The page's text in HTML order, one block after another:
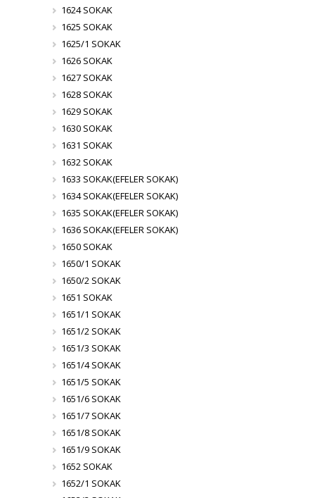
1624 SOKAK
1625 SOKAK
1625/1 SOKAK
1626 SOKAK
1627 SOKAK
1628 SOKAK
1629 SOKAK
1630 SOKAK
1631 SOKAK
1632 SOKAK
1633 SOKAK(EFELER SOKAK)
1634 SOKAK(EFELER SOKAK)
1635 SOKAK(EFELER SOKAK)
1636 SOKAK(EFELER SOKAK)
1650 SOKAK
1650/1 SOKAK
1650/2 SOKAK
1651 SOKAK
1651/1 SOKAK
1651/2 SOKAK
1651/3 SOKAK
1651/4 SOKAK
1651/5 SOKAK
1651/6 SOKAK
1651/7 SOKAK
1651/8 SOKAK
1651/9 SOKAK
1652 SOKAK
1652/1 SOKAK